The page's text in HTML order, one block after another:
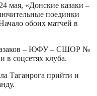
мая, «Донские казаки –
поединки
обоих матчей в
казаков – ЮФУ – СШОР №
в соцсетях клуба.
Таганрога прийти и